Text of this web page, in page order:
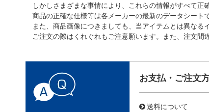
しかしさまざまな事情により、これらの情報がすべて正
商品の正確な仕様等は各メーカーの最新のデータシート
また、商品画像につきましても、当アイテムとは異なる
ご注文の際はくれぐれもご注意願います。また、注文間
お支払・ご注文
送料について